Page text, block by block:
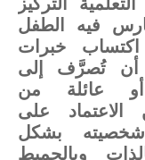
التركيز
فيه الطفل
خبرات
أن تُصرَّف إلى
عائلة من
على
بشكل
وبالحميط